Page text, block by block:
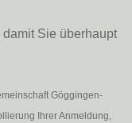
Sie überhaupt
Göggingen-
Ihrer Anmeldung,